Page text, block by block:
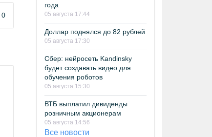
0
года
05 августа 17:44
Доллар поднялся до 82 рублей
05 августа 17:30
Сбер: нейросеть Kandinsky
будет создавать видео для
обучения роботов
05 августа 15:30
ВТБ выплатил дивиденды
розничным акционерам
05 августа 14:56
Все новости